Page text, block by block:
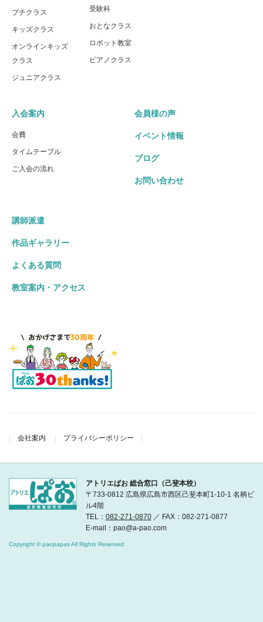
プチクラス
キッズクラス
オンラインキッズ
クラス
ジュニアクラス
受験科
おとなクラス
ロボット教室
ピアノクラス
入会案内
会費
タイムテーブル
ご入会の流れ
会員様の声
イベント情報
ブログ
お問い合わせ
講師派遣
作品ギャラリー
よくある質問
教室案内・アクセス
会社案内 プライバシーポリシー
アトリエぱお 総合窓口（己斐本校）
〒733-0812 広島県広島市西区己斐本町1-10-1 名柄ビ
ル4階
TEL： 082-271-0870／ FAX：082-271-0877
E-mail：pao@a-pao.com
Copyright © paopapas All Rights Reserved.